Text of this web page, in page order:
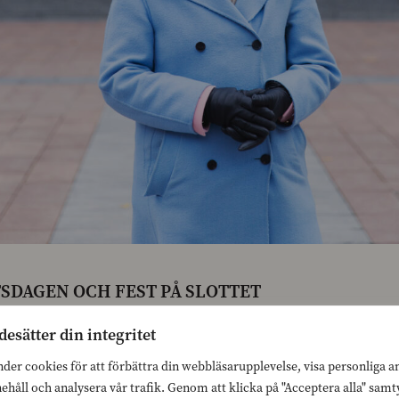
din integritet
cookies för att förbättra din webbläsarupplevelse, visa personliga
och analysera vår trafik. Genom att klicka på "Acceptera alla"
OCH FEST PÅ SLOTTET
Alexander Stubbs och fru Suzanne Innes-
En kväll fylld av tradition och